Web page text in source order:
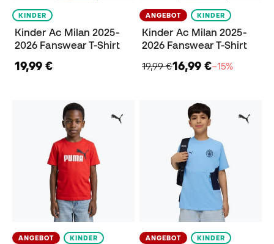
KINDER
Kinder Ac Milan 2025-
2026 Fanswear T-Shirt
19,99 €
ANGEBOT KINDER
Kinder Ac Milan 2025-
2026 Fanswear T-Shirt
19,99 €16,99 €−15%
ANGEBOT KINDER ANGEBOT KINDER